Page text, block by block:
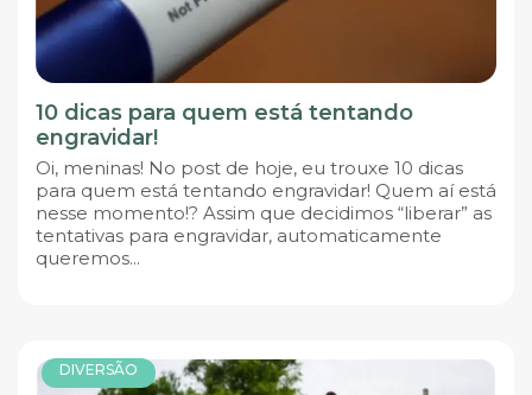
10 dicas para quem está tentando
engravidar!
Oi, meninas! No post de hoje, eu trouxe 10 dicas
para quem está tentando engravidar! Quem aí está
nesse momento!? Assim que decidimos “liberar” as
tentativas para engravidar, automaticamente
queremos...
DIVERSÃO